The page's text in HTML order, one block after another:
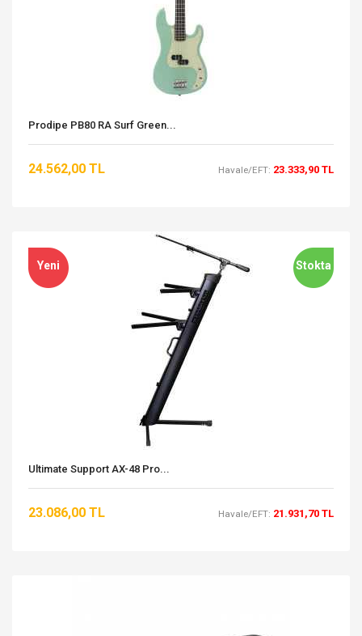
Prodipe PB80 RA Surf Green...
24.562,00 TL Havale/EFT: 23.333,90 TL
Stokta
Yeni
Ultimate Support AX-48 Pro...
23.086,00 TL Havale/EFT: 21.931,70 TL